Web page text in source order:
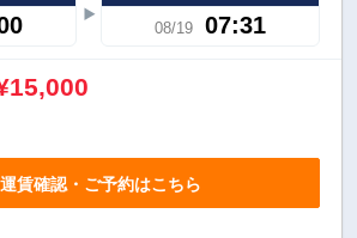
08/19 07:31
運賃確認・ご予約はこちら